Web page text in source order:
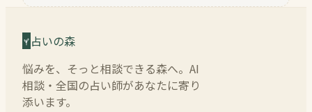
占いの森
悩みを、そっと相談できる森へ。AI
相談・全国の占い師があなたに寄り
添います。